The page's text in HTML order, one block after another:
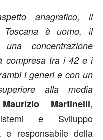
anagrafico, il
Toscana è uomo, il
concentrazione
compresa tra i 42 e i
i generi e con un
alla media
Maurizio Martinelli,
e Sviluppo
e responsabile della